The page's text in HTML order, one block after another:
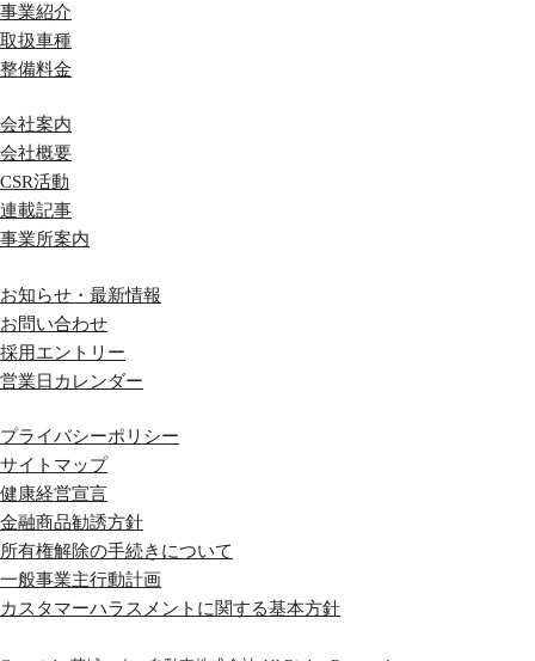
事業紹介
取扱車種
整備料金
会社案内
会社概要
CSR活動
連載記事
事業所案内
お知らせ・最新情報
お問い合わせ
採用エントリー
営業日カレンダー
プライバシーポリシー
サイトマップ
健康経営宣言
金融商品勧誘方針
所有権解除の手続きについて
一般事業主行動計画
カスタマーハラスメントに関する基本方針